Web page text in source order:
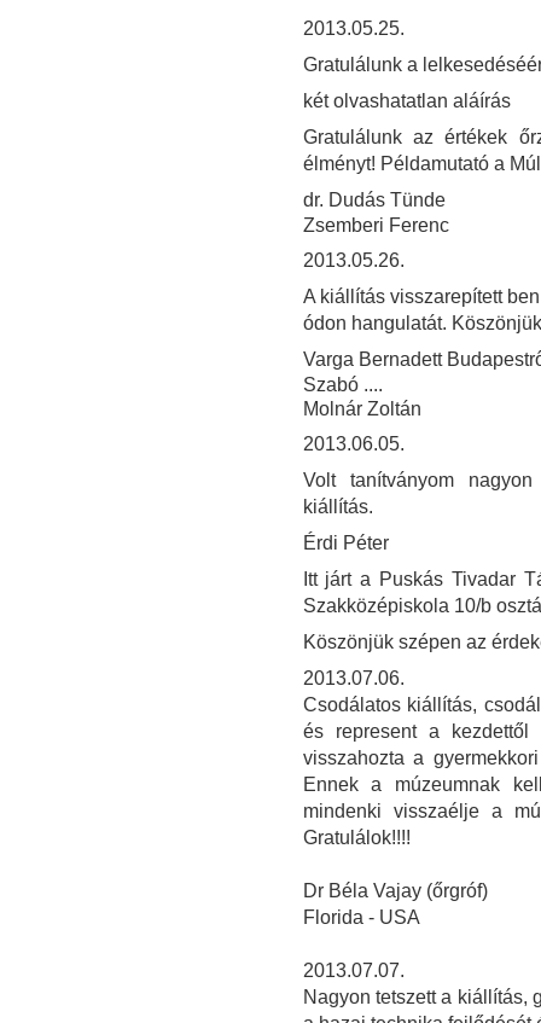
2013.05.25.
Gratulálunk a
két olvashatatlan aláírás
Gratulálunk az értékek
élményt! Példamutató a
dr. Dudás Tünde
Zsemberi Ferenc
2013.05.26.
A kiállítás visszarepített
ódon hangulatát.
Varga Bernadett
Szabó ....
Molnár Zoltán
2013.06.05.
Volt tanítványom
kiállítás.
Érdi Péter
Itt járt a Puskás Tivadar
Szakközépiskola 10/b
Köszönjük szépen az
2013.07.06.
Csodálatos kiállítás,
és represent a
visszahozta a
Ennek a múzeumnak
mindenki visszaélje a
Gratulálok!!!!
Dr Béla Vajay (őrgróf)
Florida - USA
2013.07.07.
Nagyon tetszett a kiállítás,